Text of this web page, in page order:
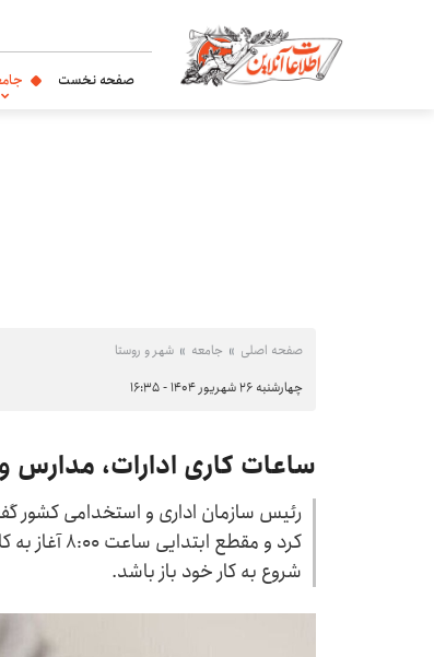
صفحه نخست
صفحه اصلی جامعه شهر و روستا
چهارشنبه ۲۶ شهریور ۱۴۰۴ - ۱۶:۳۵
ساعات کاری ادارات، مدارس
شروع به کار خود باز باشد.